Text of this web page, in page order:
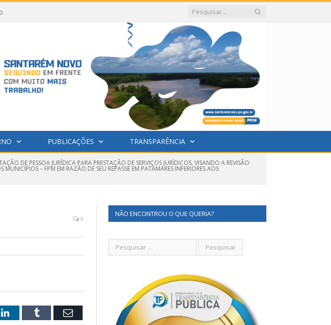
PUBLICAÇÕES TRANSPARÊNCIA
DE PESSOA JURÍDICA PARA PRESTAÇÃO DE SERVIÇOS JURÍDICOS, VISANDO A REVISÃO
– FPM EM RAZÃO DE SEU REPASSE EM PATAMARES INFERIORES AOS
0
LinkedInTumblr Email
NÃO ENCONTROU O QUE QUERIA?